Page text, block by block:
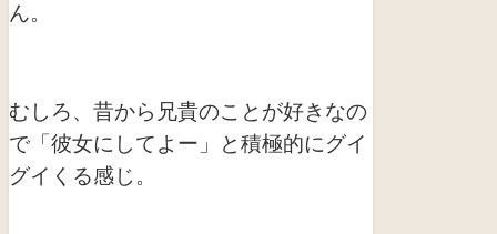
ん。
むしろ、昔から兄貴のことが好きなの
で「彼女にしてよー」と積極的にグイ
グイくる感じ。